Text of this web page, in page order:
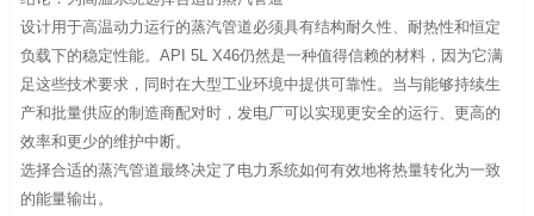
设计用于高温动力运行的蒸汽管道必须具有结构耐久性、耐热性和恒定
负载下的稳定性能。API 5L X46仍然是一种值得信赖的材料，因为它满
足这些技术要求，同时在大型工业环境中提供可靠性。当与能够持续生
产和批量供应的制造商配对时，发电厂可以实现更安全的运行、更高的
效率和更少的维护中断。
选择合适的蒸汽管道最终决定了电力系统如何有效地将热量转化为一致
的能量输出。